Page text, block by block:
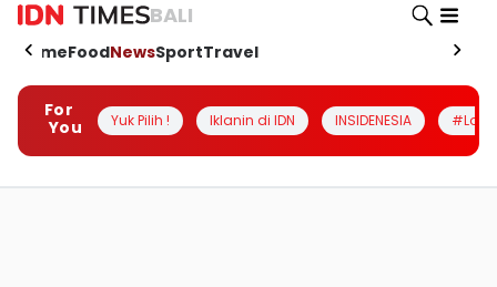
BALI
HomeFoodNewsSportTravel
For
You
Yuk Pilih ! Iklanin di IDN INSIDENESIA